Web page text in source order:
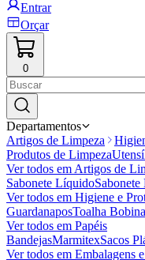
Entrar
Orçar
0
Departamentos
Artigos de Limpeza
Produtos de Limpeza
Ver todos emArtigos de
Sabonete LíquidoSabonete
Ver todos em Higiene e
GuardanaposToalha Bobina
Ver todos em Papéis
BandejasMarmitexSacos
Ver todos em Embalagens